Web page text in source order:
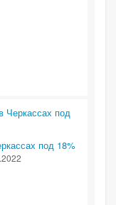
под 18%